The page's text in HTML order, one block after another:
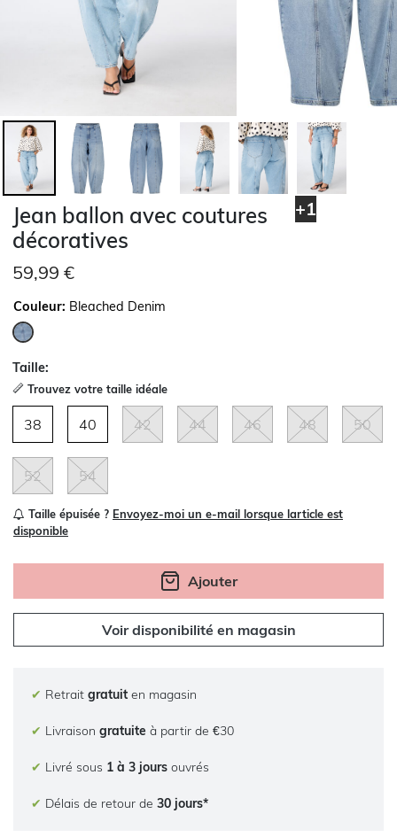
+1
Jean ballon avec coutures
décoratives
59,99 €
Couleur: Bleached Denim
Taille:
Trouvez votre taille idéale
38 40 42 44 46 48 50
52 54
Taille épuisée ? Envoyez-moi un e-mail lorsque larticle est
disponible
Ajouter
Voir disponibilité en magasin
✔ Retrait gratuit en magasin
✔ Livraison gratuite à partir de €30
✔ Livré sous 1 à 3 jours ouvrés
✔ Délais de retour de 30 jours*